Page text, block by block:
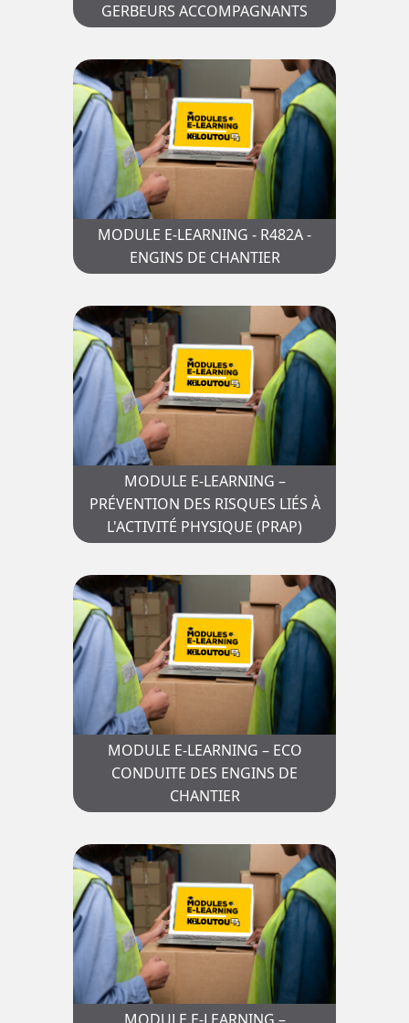
GERBEURS ACCOMPAGNANTS
MODULE E-LEARNING - R482A -
ENGINS DE CHANTIER
MODULE E-LEARNING –
PRÉVENTION DES RISQUES LIÉS À
L'ACTIVITÉ PHYSIQUE (PRAP)
MODULE E-LEARNING – ECO
CONDUITE DES ENGINS DE
CHANTIER